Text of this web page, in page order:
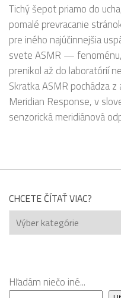
Tichý šepot priamo do
pomalé prevracanie
pre iného najúčinnejšia
svete ASMR —
prenikol až do laboratórií
Skratka ASMR pochádza
Meridian Response, v
senzorická meridiánová
CHCETE ČÍTAŤ VIAC?
Chcete
čítať
Hľadám niečo iné...